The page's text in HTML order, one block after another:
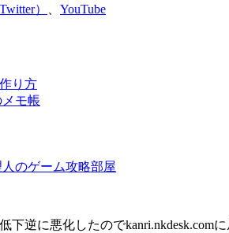
） YouTube
り方
モ帳
人のゲーム攻略部屋
下逆に悪化したのでkanri.nkdesk.comに